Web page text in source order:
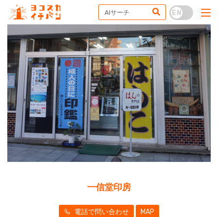
一信堂印房
電話で問い合わせ MAP